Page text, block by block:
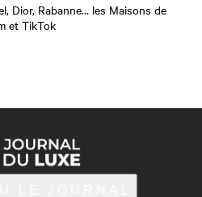
Dior, Rabanne… les Maisons de
et TikTok